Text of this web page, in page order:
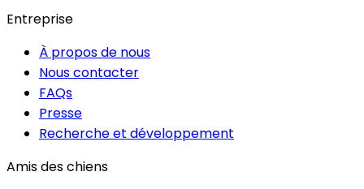
Entreprise
À propos de nous
Nous contacter
FAQs
Presse
Recherche et développement
Amis des chiens